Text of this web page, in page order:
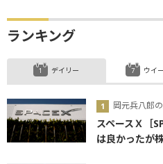
ランキング
デイリー
岡元兵八郎
スペースＸ［
は良かったが
ウイ